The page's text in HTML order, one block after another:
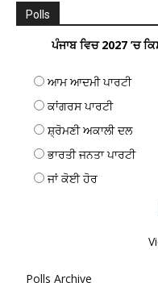
Polls
ਪੰਜਾਬ ਵਿਚ 2027 ’ਚ
ਆਮ ਆਦਮੀ ਪਾਰਟੀ
ਕਾਂਗਰਸ ਪਾਰਟੀ
ਸ਼੍ਰੋਮਣੀ ਅਕਾਲੀ ਦਲ
ਭਾਰਤੀ ਜਨਤਾ ਪਾਰਟੀ
ਜਾਂ ਕੋਈ ਹੋਰ
Polls Archive